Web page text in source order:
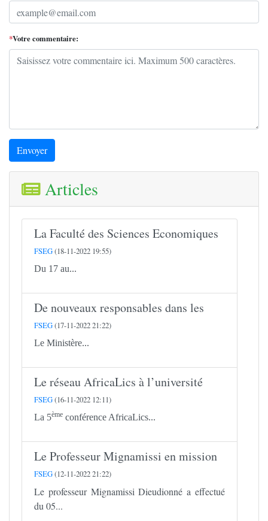
*Votre commentaire:
Envoyer
Articles
La Faculté des Sciences Economiques
FSEG(18-11-2022 19:55)
Du 17 au...
De nouveaux responsables dans les
FSEG(17-11-2022 21:22)
Le Ministère...
Le réseau AfricaLics à l’université
FSEG(16-11-2022 12:11)
La 5ème conférence AfricaLics...
Le Professeur Mignamissi en mission
FSEG(12-11-2022 21:22)
Le professeur Mignamissi Dieudionné a effectué
du 05...